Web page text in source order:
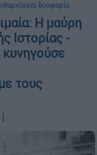
και δυσφορία
Η μαύρη
Ιστορίας -
τους